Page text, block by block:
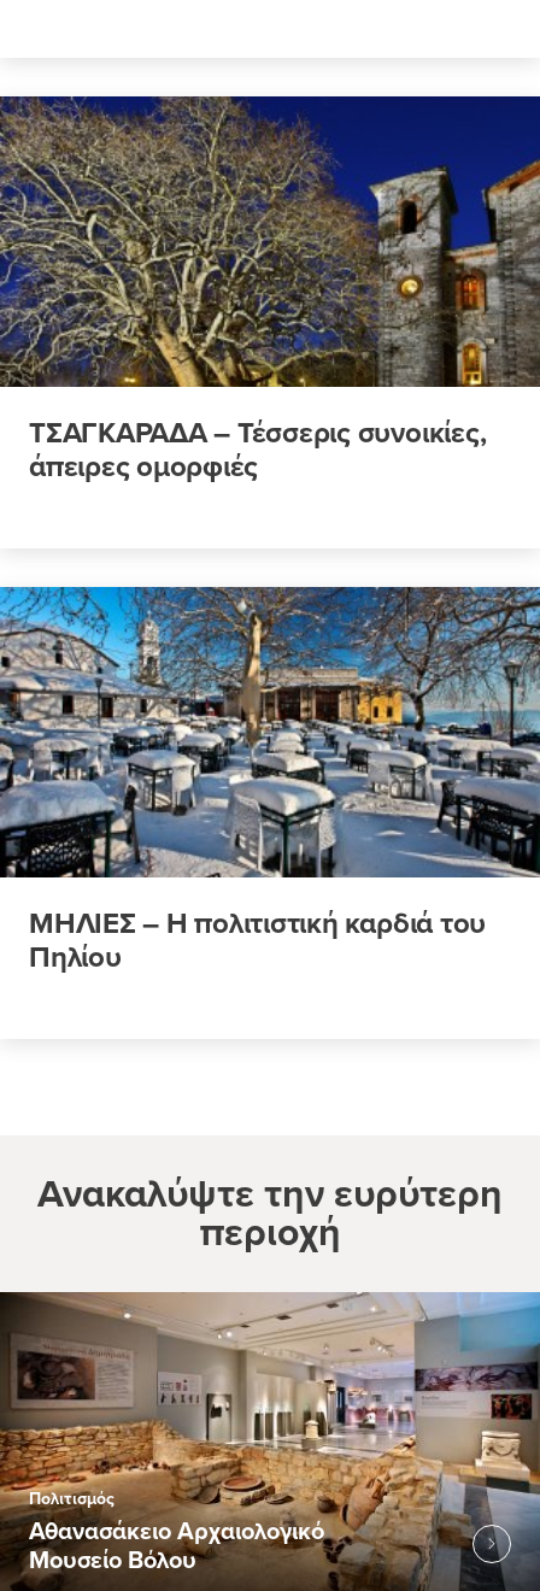
ΤΣΑΓΚΑΡΑΔΑ – Τέσσερις συνοικίες,
άπειρες ομορφιές
ΜΗΛΙΕΣ – Η πολιτιστική καρδιά του
Πηλίου
Ανακαλύψτε την ευρύτερη
περιοχή
Πολιτισμός
Αθανασάκειο Αρχαιολογικό
Μουσείο Βόλου